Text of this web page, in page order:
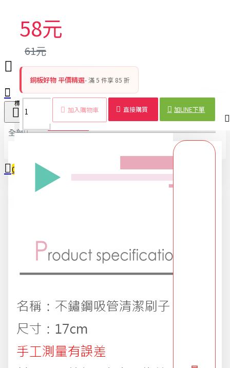
全部
2025限時精選優惠區
DIY專區
交換禮物專區 95折
0
您的購物車內沒有商品！
58元
61元
銅板好物 平價精選- 滿 5 件享 85 折
加入購物車 直接購買 加LINE下單
標籤：
商品詳情 配送時間